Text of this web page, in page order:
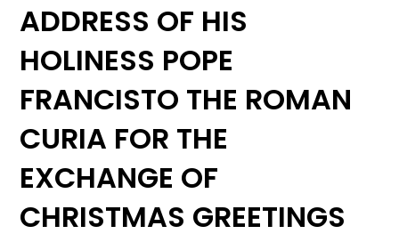
ADDRESS OF HIS
HOLINESS POPE
FRANCISTO THE ROMAN
CURIA FOR THE
EXCHANGE OF
CHRISTMAS GREETINGS